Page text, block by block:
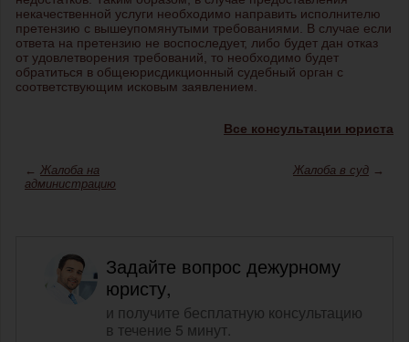
некачественной услуги необходимо направить исполнителю
претензию с вышеупомянутыми требованиями. В случае если
ответа на претензию не воспоследует, либо будет дан отказ
от удовлетворения требований, то необходимо будет
обратиться в общеюрисдикционный судебный орган с
соответствующим исковым заявлением.
Все консультации юриста
← Жалоба на
администрацию
Жалоба в суд →
Задайте вопрос дежурному
юристу,
и получите бесплатную консультацию
в течение 5 минут.